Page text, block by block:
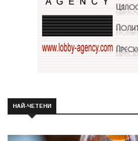
НАЙ-ЧЕТЕНИ